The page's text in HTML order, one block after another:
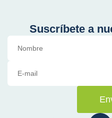
Suscríbete a